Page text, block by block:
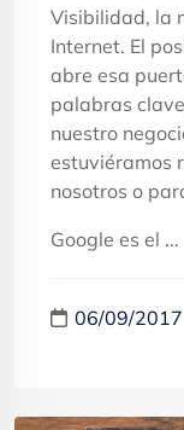
Visibilidad, la
Internet. El
abre esa
palabras
nuestro
estuviéramos
nosotros o
Google es el ...
06/09/2017